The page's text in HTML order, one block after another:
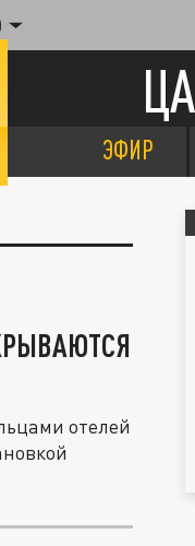
ЭФИР
отелей